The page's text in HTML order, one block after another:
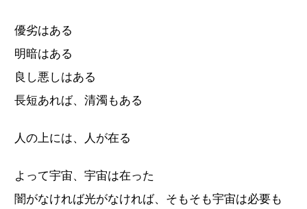
優劣はある
明暗はある
良し悪しはある
長短あれば、清濁もある
人の上には、人が在る
よって宇宙、宇宙は在った
闇がなければ光がなければ、そもそも宇宙は必要も